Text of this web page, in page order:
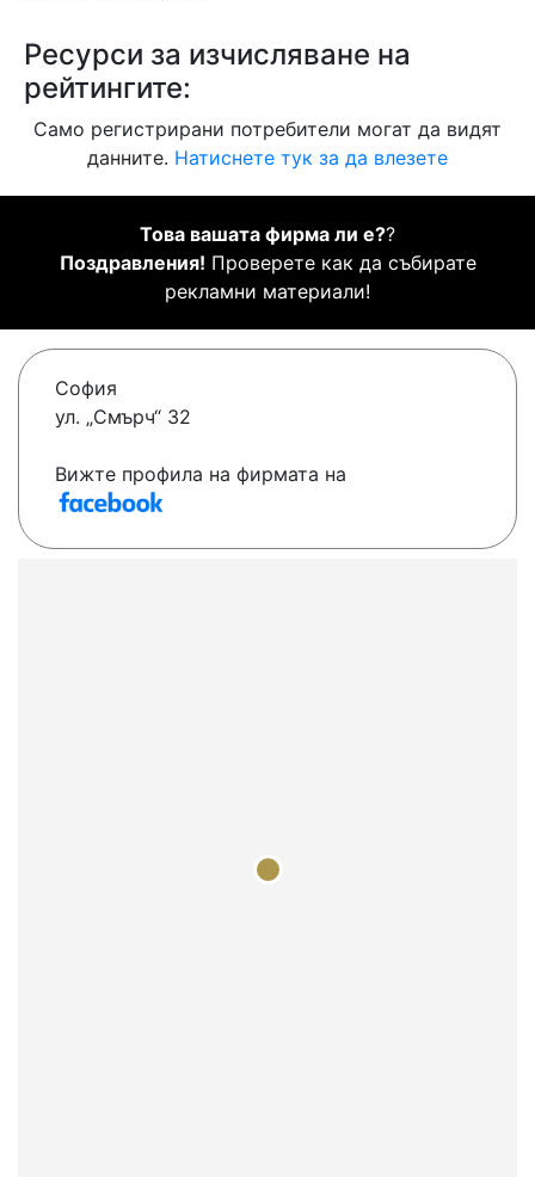
Ресурси за изчисляване на
рейтингите:
Само регистрирани потребители могат да видят
данните. Натиснете тук за да влезете
Това вашата фирма ли е??
Поздравления! Проверете как да събирате
рекламни материали!
София
ул. „Смърч“ 32
Вижте профила на фирмата на